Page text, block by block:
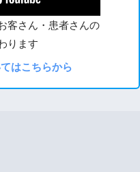
客さん・患者さんの
ります
はこちらから